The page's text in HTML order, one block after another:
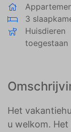
3
Huisdieren
toegestaan
Het
u welkom.